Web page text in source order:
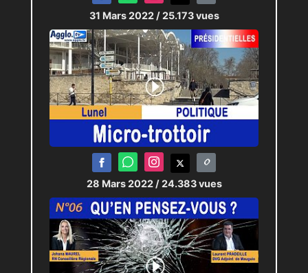
31 Mars 2022 / 25.173 vues
28 Mars 2022 / 24.383 vues